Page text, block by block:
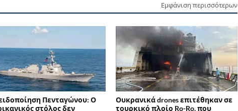
Εμφάνιση περισσότερων
Πενταγώνου: Ο
στόλος δεν
Ουκρανικά drones επιτέθηκαν σε
τουρκικό πλοίο Ro-Ro, που